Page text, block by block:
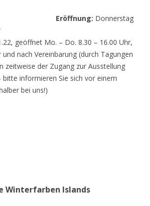
Eröffnung: Donnerstag
geöffnet Mo. – Do. 8.30 – 16.00 Uhr,
und nach Vereinbarung (durch Tagungen
zeitweise der Zugang zur Ausstellung
informieren Sie sich vor einem
bei uns!)
Winterfarben Islands